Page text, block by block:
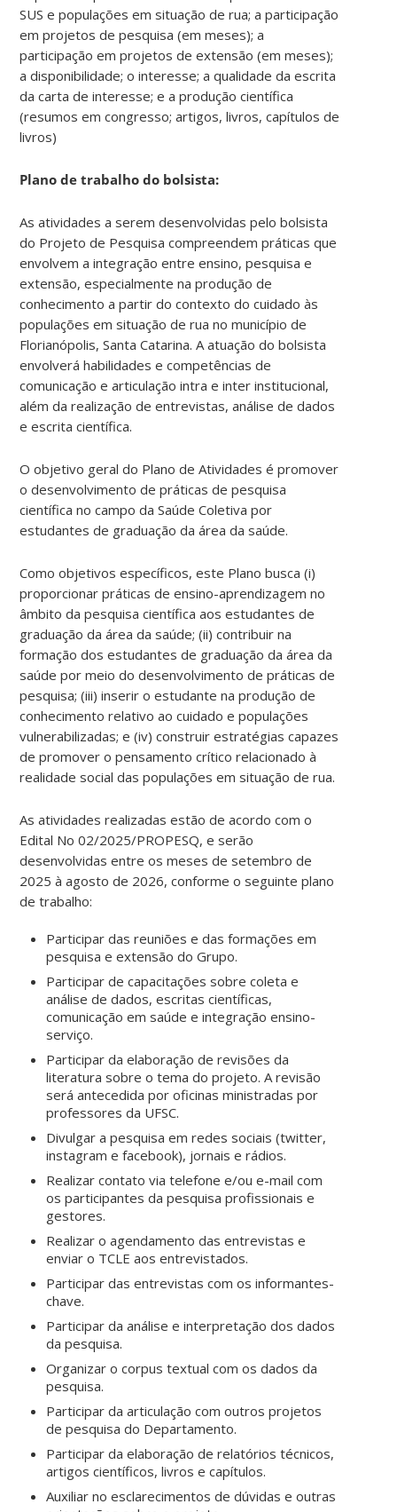
SUS e populações em situação de rua; a participação
em projetos de pesquisa (em meses); a
participação em projetos de extensão (em meses);
a disponibilidade; o interesse; a qualidade da escrita
da carta de interesse; e a produção científica
(resumos em congresso; artigos, livros, capítulos de
livros)
Plano de trabalho do bolsista:
As atividades a serem desenvolvidas pelo bolsista
do Projeto de Pesquisa compreendem práticas que
envolvem a integração entre ensino, pesquisa e
extensão, especialmente na produção de
conhecimento a partir do contexto do cuidado às
populações em situação de rua no município de
Florianópolis, Santa Catarina. A atuação do bolsista
envolverá habilidades e competências de
comunicação e articulação intra e inter institucional,
além da realização de entrevistas, análise de dados
e escrita científica.
O objetivo geral do Plano de Atividades é promover
o desenvolvimento de práticas de pesquisa
científica no campo da Saúde Coletiva por
estudantes de graduação da área da saúde.
Como objetivos específicos, este Plano busca (i)
proporcionar práticas de ensino-aprendizagem no
âmbito da pesquisa científica aos estudantes de
graduação da área da saúde; (ii) contribuir na
formação dos estudantes de graduação da área da
saúde por meio do desenvolvimento de práticas de
pesquisa; (iii) inserir o estudante na produção de
conhecimento relativo ao cuidado e populações
vulnerabilizadas; e (iv) construir estratégias capazes
de promover o pensamento crítico relacionado à
realidade social das populações em situação de rua.
As atividades realizadas estão de acordo com o
Edital No 02/2025/PROPESQ, e serão
desenvolvidas entre os meses de setembro de
2025 à agosto de 2026, conforme o seguinte plano
de trabalho:
Participar das reuniões e das formações em
pesquisa e extensão do Grupo.
Participar de capacitações sobre coleta e
análise de dados, escritas científicas,
comunicação em saúde e integração ensino-
serviço.
Participar da elaboração de revisões da
literatura sobre o tema do projeto. A revisão
será antecedida por oficinas ministradas por
professores da UFSC.
Divulgar a pesquisa em redes sociais (twitter,
instagram e facebook), jornais e rádios.
Realizar contato via telefone e/ou e-mail com
os participantes da pesquisa profissionais e
gestores.
Realizar o agendamento das entrevistas e
enviar o TCLE aos entrevistados.
Participar das entrevistas com os informantes-
chave.
Participar da análise e interpretação dos dados
da pesquisa.
Organizar o corpus textual com os dados da
pesquisa.
Participar da articulação com outros projetos
de pesquisa do Departamento.
Participar da elaboração de relatórios técnicos,
artigos científicos, livros e capítulos.
Auxiliar no esclarecimentos de dúvidas e outras